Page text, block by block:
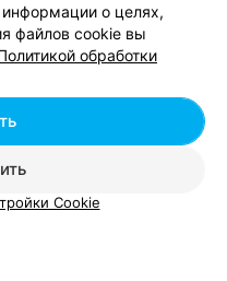
компанию
о целях,
файлов cookie вы
обработки
Cookie